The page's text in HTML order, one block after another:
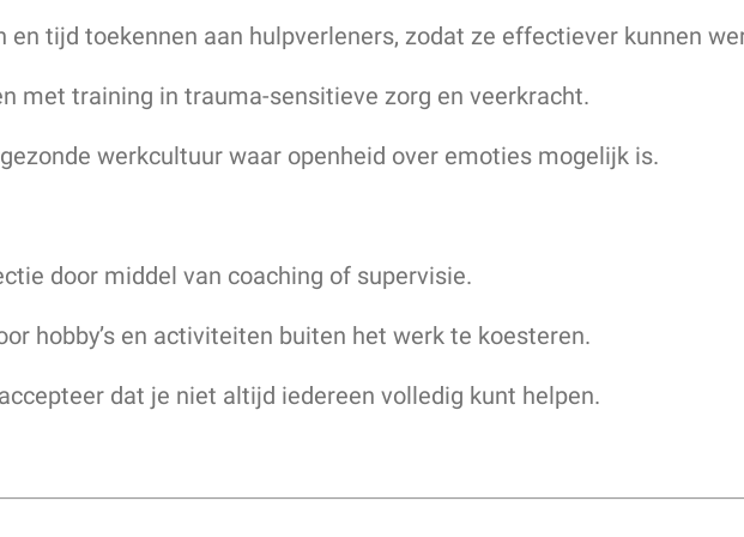
en tijd toekennen aan hulpverleners, zodat ze effectiever kunnen
met training in trauma-sensitieve zorg en veerkracht.
werkcultuur waar openheid over emoties mogelijk is.
door middel van coaching of supervisie.
hobby’s en activiteiten buiten het werk te koesteren.
dat je niet altijd iedereen volledig kunt helpen.